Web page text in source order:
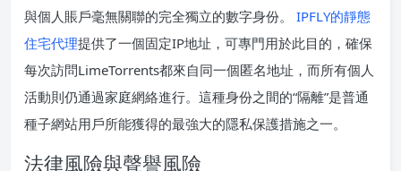
與個人賬戶毫無關聯的完全獨立的數字身份。 IPFLY的靜態
住宅代理提供了一個固定IP地址，可專門用於此目的，確保
每次訪問LimeTorrents都來自同一個匿名地址，而所有個人
活動則仍通過家庭網絡進行。這種身份之間的“隔離”是普通
種子網站用戶所能獲得的最強大的隱私保護措施之一。
法律風險與聲譽風險